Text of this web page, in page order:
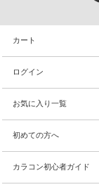
カート
ログイン
お気に入り一覧
初めての方へ
カラコン初心者ガイド